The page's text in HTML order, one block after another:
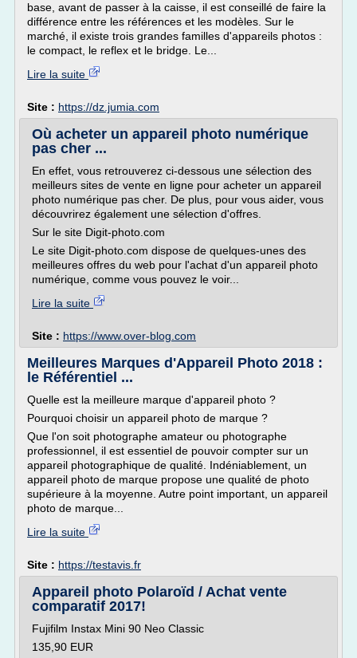
base, avant de passer à la caisse, il est conseillé de faire la
différence entre les références et les modèles. Sur le
marché, il existe trois grandes familles d'appareils photos :
le compact, le reflex et le bridge. Le...
Lire la suite
Site : https://dz.jumia.com
Où acheter un appareil photo numérique
pas cher ...
En effet, vous retrouverez ci-dessous une sélection des
meilleurs sites de vente en ligne pour acheter un appareil
photo numérique pas cher. De plus, pour vous aider, vous
découvrirez également une sélection d'offres.
Sur le site Digit-photo.com
Le site Digit-photo.com dispose de quelques-unes des
meilleures offres du web pour l'achat d'un appareil photo
numérique, comme vous pouvez le voir...
Lire la suite
Site : https://www.over-blog.com
Meilleures Marques d'Appareil Photo 2018 :
le Référentiel ...
Quelle est la meilleure marque d'appareil photo ?
Pourquoi choisir un appareil photo de marque ?
Que l'on soit photographe amateur ou photographe
professionnel, il est essentiel de pouvoir compter sur un
appareil photographique de qualité. Indéniablement, un
appareil photo de marque propose une qualité de photo
supérieure à la moyenne. Autre point important, un appareil
photo de marque...
Lire la suite
Site : https://testavis.fr
Appareil photo Polaroïd / Achat vente
comparatif 2017!
Fujifilm Instax Mini 90 Neo Classic
135,90 EUR